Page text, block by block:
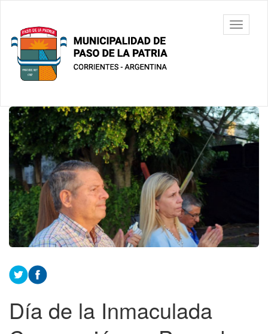
contenido
principal
Municipalidad
de Paso De
La Patria
barra
Contenido
principal
Día de la Inmaculada